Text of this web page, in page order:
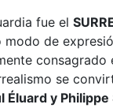
fue el
de
se
Éluard y